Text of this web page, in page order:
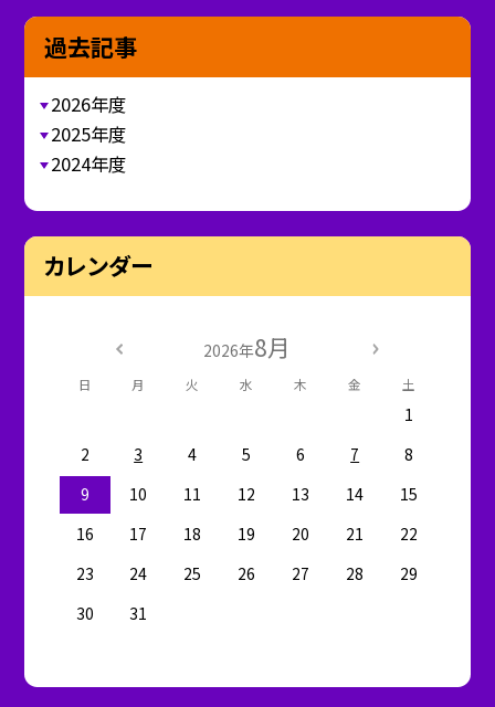
過去記事
2026年度
2025年度
2024年度
カレンダー
2026年8月
日 月 火 水 木 金 土
1
2
3 4 5 6 7
8
9
10 11 12 13 14
15
16
17 18 19 20 21
22
23
24 25 26 27 28
29
30
31